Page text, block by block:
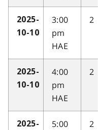
2025-
10-10
3:00
pm
HAE
2
2025-
10-10
4:00
pm
HAE
2
2025-
5:00
2